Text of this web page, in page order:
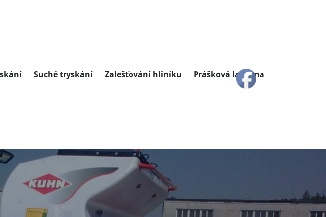
Suché tryskání Zalešťování hliníku Prášková lakovna